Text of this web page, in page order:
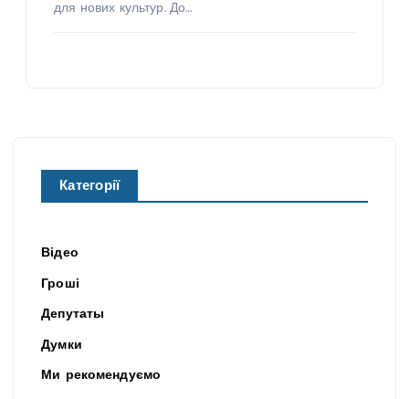
для нових культур. До…
Категорії
Відео
Гроші
Депутаты
Думки
Ми рекомендуємо